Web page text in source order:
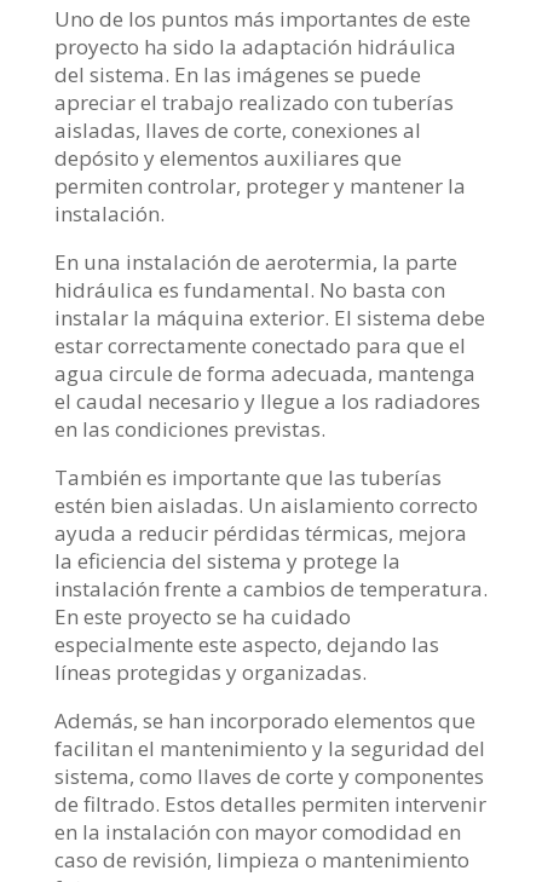
Uno de los puntos más importantes de este
proyecto ha sido la adaptación hidráulica
del sistema. En las imágenes se puede
apreciar el trabajo realizado con tuberías
aisladas, llaves de corte, conexiones al
depósito y elementos auxiliares que
permiten controlar, proteger y mantener la
instalación.
En una instalación de aerotermia, la parte
hidráulica es fundamental. No basta con
instalar la máquina exterior. El sistema debe
estar correctamente conectado para que el
agua circule de forma adecuada, mantenga
el caudal necesario y llegue a los radiadores
en las condiciones previstas.
También es importante que las tuberías
estén bien aisladas. Un aislamiento correcto
ayuda a reducir pérdidas térmicas, mejora
la eficiencia del sistema y protege la
instalación frente a cambios de temperatura.
En este proyecto se ha cuidado
especialmente este aspecto, dejando las
líneas protegidas y organizadas.
Además, se han incorporado elementos que
facilitan el mantenimiento y la seguridad del
sistema, como llaves de corte y componentes
de filtrado. Estos detalles permiten intervenir
en la instalación con mayor comodidad en
caso de revisión, limpieza o mantenimiento